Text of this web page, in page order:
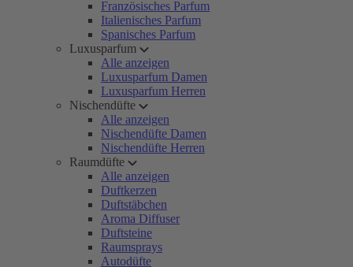
Französisches Parfum
Italienisches Parfum
Spanisches Parfum
Luxusparfum
Alle anzeigen
Luxusparfum Damen
Luxusparfum Herren
Nischendüfte
Alle anzeigen
Nischendüfte Damen
Nischendüfte Herren
Raumdüfte
Alle anzeigen
Duftkerzen
Duftstäbchen
Aroma Diffuser
Duftsteine
Raumsprays
Autodüfte